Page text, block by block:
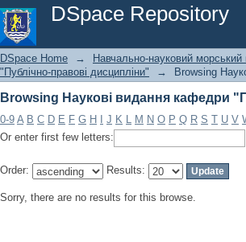
DSpace Repository
Browsing Наукові видання кафедри
DSpace Home → Навчально-науковий морський
"Публічно-правові дисципліни"
→ Browsing
Browsing Наукові видання кафедри
0-9 A B C D E F G H J K L M N O P Q R S T U V
Or enter first few letters:
Order: Results:
Sorry, there are no results for this browse.